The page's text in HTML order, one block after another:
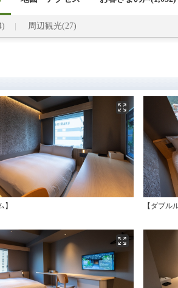
周辺観光(27)
】 【ダブル